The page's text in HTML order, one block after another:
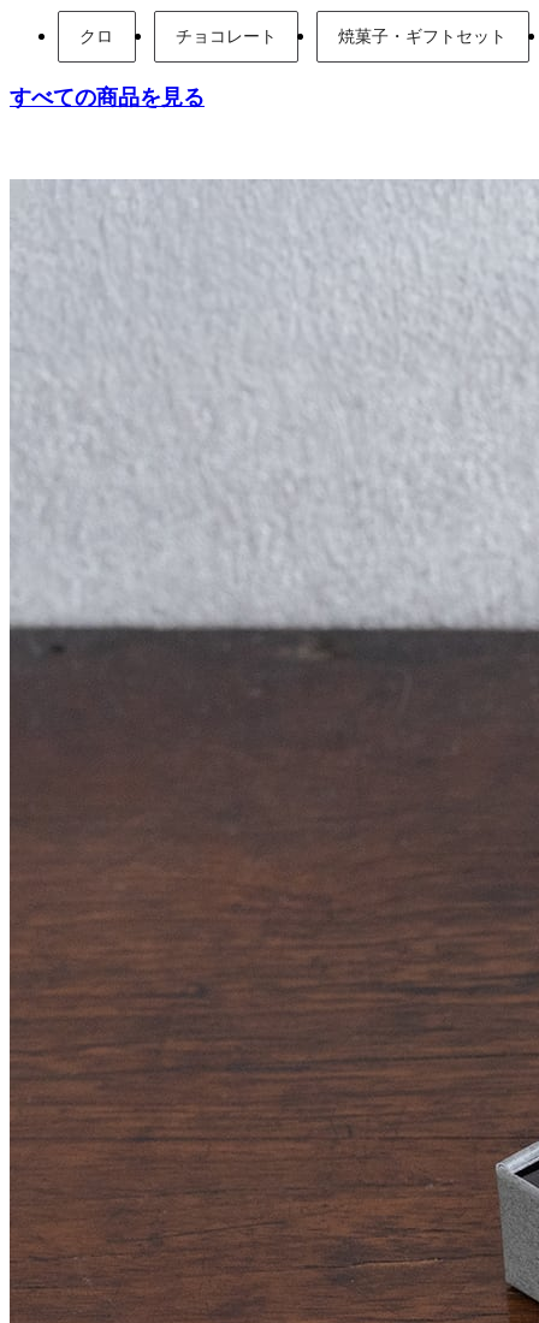
クロ チョコレート 焼菓子・ギフトセット
すべての商品を見る